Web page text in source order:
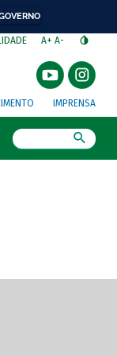
A+ A-
IMPRENSA